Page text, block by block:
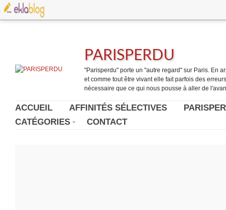
PARISPERDU
"Parisperdu" porte un "autre regard" sur Paris. En
et comme tout être vivant elle fait parfois des
nécessaire que ce qui nous pousse à aller de
ACCUEIL AFFINITÉS SÉLECTIVES
CATÉGORIES
CONTACT